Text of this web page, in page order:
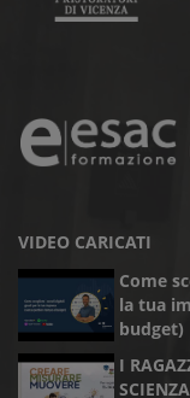
VIDEO CARICATI
Come
la tua
budget)
I